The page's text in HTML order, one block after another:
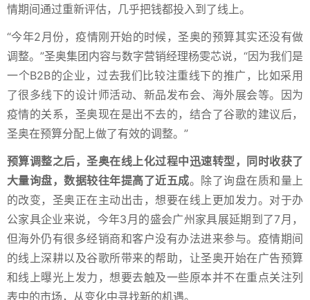
情期间通过重新评估，几乎把钱都投入到了线上。
“今年2月份，疫情刚开始的时候，圣奥的预算其实还没有做
调整。”圣奥集团内容与数字营销经理杨雯芯说，“因为我们是
一个B2B的企业，过去我们比较注重线下的推广，比如采用
了很多线下的设计师活动、新品发布会、海外展会等。因为
疫情的关系，圣奥现在是出不去的，结合了谷歌的建议后，
圣奥在预算分配上做了有效的调整。”
预算调整之后，圣奥在线上化过程中迅速转型，同时收获了
大量询盘，数据较往年提高了近五成。除了询盘在质和量上
的改变，圣奥正在主动出击，想要在线上更加发力。对于办
公家具企业来说，今年3月的盛会广州家具展延期到了7月，
但海外仍有很多经销商和客户没有办法进来参与。疫情期间
的线上深耕以及谷歌所带来的帮助，让圣奥开始在广告预算
和线上曝光上发力，想要去触及一些原本并不在重点关注列
表中的市场，从变化中寻找新的机遇。